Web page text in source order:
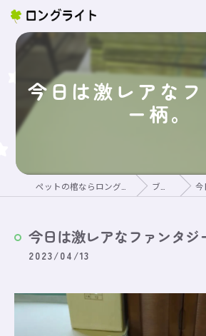
今日は激レアな
ー柄。
ブログ 今
今日は激レアなファンタジ
2023/04/13